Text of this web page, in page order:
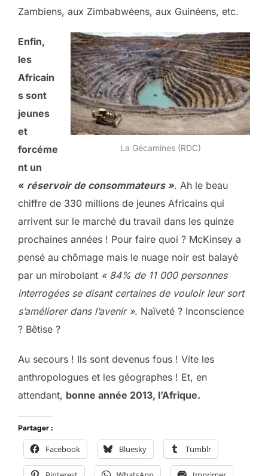
Zambiens, aux Zimbabwéens, aux Guinéens, etc.
La Gécamines (RDC)
Enfin,
les
Africain
s sont
jeunes
et
forcéme
nt un
« réservoir de consommateurs ». Ah le beau
chiffre de 330 millions de jeunes Africains qui
arrivent sur le marché du travail dans les quinze
prochaines années ! Pour faire quoi ? McKinsey a
pensé au chômage mais le nuage noir est balayé
par un mirobolant « 84% de 11 000 personnes
interrogées se disant certaines de vouloir leur sort
s’améliorer dans l’avenir ». Naïveté ? Inconscience
? Bêtise ?
Au secours ! Ils sont devenus fous ! Vite les
anthropologues et les géographes ! Et, en
attendant, bonne année 2013, l’Afrique.
Partager :
Facebook Bluesky Tumblr